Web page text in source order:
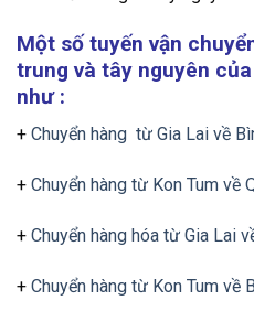
Một số tuyến vận
trung và tây nguyên
như :
+ Chuyển hàng từ Gia Lai về
+ Chuyển hàng từ Kon Tum về
+ Chuyển hàng hóa từ Gia Lai
+ Chuyển hàng từ Kon Tum về